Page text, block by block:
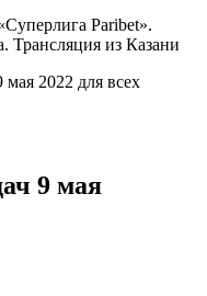
Paribet».
из Казани
9 мая